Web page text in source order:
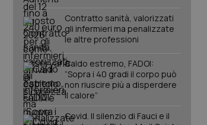
Contratto sanità, valorizzati
gli infermieri ma penalizzate
le altre professioni
Caldo estremo, FADOI:
“Sopra i 40 gradi il corpo può
non riuscire più a disperdere
il calore”
Covid. Il silenzio di Fauci e il